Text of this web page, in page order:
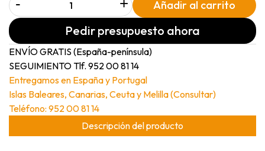
- + Añadir al carrito
Pedir presupuesto ahora
ENVÍO GRATIS (España-península)
SEGUIMIENTO Tlf. 952 00 81 14
Entregamos en España y Portugal
Islas Baleares, Canarias, Ceuta y Melilla (Consultar)
Teléfono: 952 00 81 14
Descripción del producto